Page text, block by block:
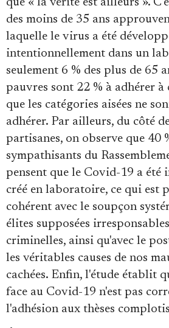
des moins de 35 ans
laquelle le virus a été
intentionnellement dans un
seulement 6 % des plus de 65
pauvres sont 22 % à adhérer à
que les catégories aisées ne
adhérer. Par ailleurs, du côté
partisanes, on observe que 40
sympathisants du
pensent que le Covid-19 a été
créé en laboratoire, ce qui est
cohérent avec le soupçon
élites supposées
criminelles, ainsi qu'avec le
les véritables causes de nos
cachées. Enfin, l'étude établit
face au Covid-19 n'est pas
l'adhésion aux thèses